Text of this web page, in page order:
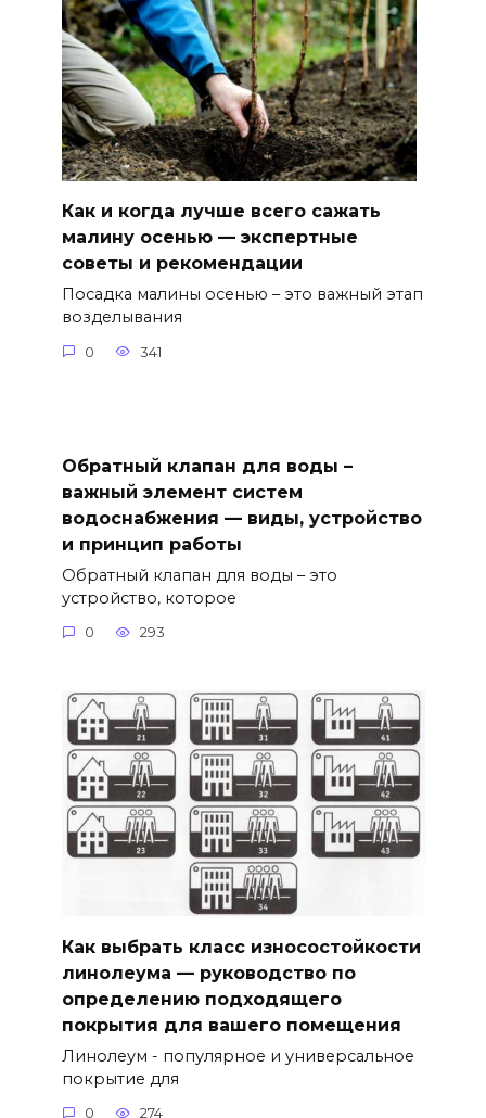
Как и когда лучше всего сажать
малину осенью — экспертные
советы и рекомендации
Посадка малины осенью – это важный этап
возделывания
0 341
Обратный клапан для воды –
важный элемент систем
водоснабжения — виды, устройство
и принцип работы
Обратный клапан для воды – это
устройство, которое
0 293
Как выбрать класс износостойкости
линолеума — руководство по
определению подходящего
покрытия для вашего помещения
Линолеум - популярное и универсальное
покрытие для
0 274